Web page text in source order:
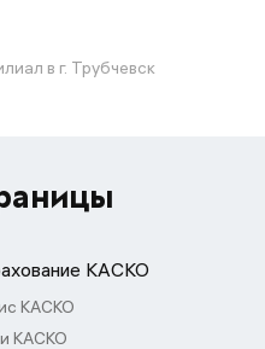
в г. Трубчевск
КАСКО
КАСКО
КАСКО